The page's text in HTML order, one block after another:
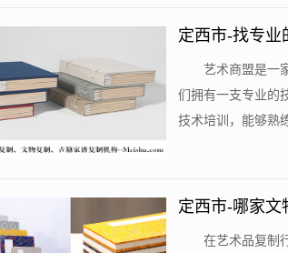
定西市-找专业
艺术商盟是一
们拥有一支专业的
技术培训，能够熟
定西市-哪家文
在艺术品复制